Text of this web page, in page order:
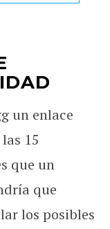
un enlace
15
que un
que
los posibles